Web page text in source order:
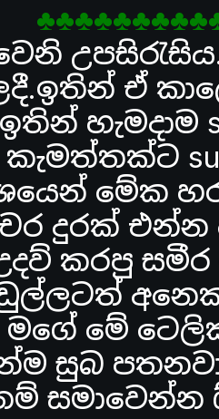
ඒ
හැමදාම
මේක
දුරක්
කරපු සමීර
මේ
සුබ
සමාවෙන්න